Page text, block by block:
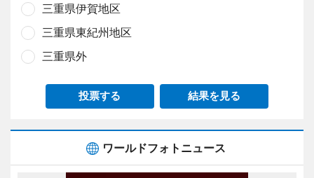
三重県伊賀地区
三重県東紀州地区
三重県外
投票する 結果を見る
ワールドフォトニュース